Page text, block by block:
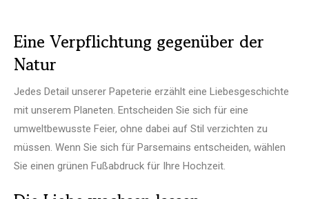
Eine Verpflichtung gegenüber der
Natur
Jedes Detail unserer Papeterie erzählt eine Liebesgeschichte
mit unserem Planeten. Entscheiden Sie sich für eine
umweltbewusste Feier, ohne dabei auf Stil verzichten zu
müssen. Wenn Sie sich für Parsemains entscheiden, wählen
Sie einen grünen Fußabdruck für Ihre Hochzeit.